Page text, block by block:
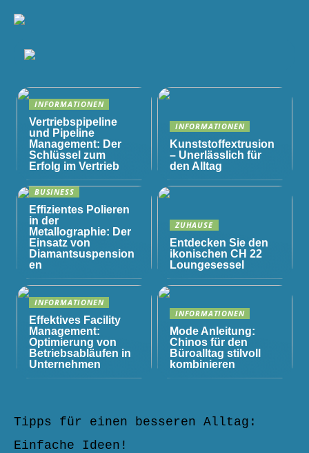
INFORMATIONEN
Vertriebspipeline
und Pipeline
Management: Der
Schlüssel zum
Erfolg im Vertrieb
INFORMATIONEN
Kunststoffextrusion
– Unerlässlich für
den Alltag
BUSINESS
Effizientes Polieren
in der
Metallographie: Der
Einsatz von
Diamantsuspension
en
ZUHAUSE
Entdecken Sie den
ikonischen CH 22
Loungesessel
INFORMATIONEN
Effektives Facility
Management:
Optimierung von
Betriebsabläufen in
Unternehmen
INFORMATIONEN
Mode Anleitung:
Chinos für den
Büroalltag stilvoll
kombinieren
Tipps für einen besseren Alltag:
Einfache Ideen!